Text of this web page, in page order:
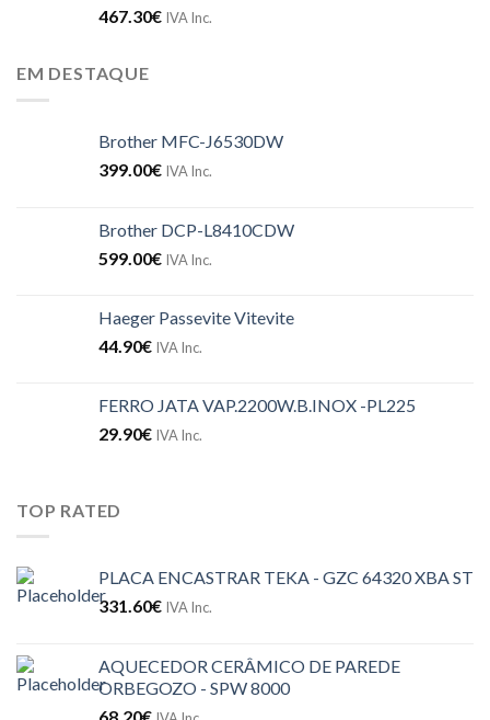
467.30€ IVA Inc.
EM DESTAQUE
Brother MFC-J6530DW
399.00€ IVA Inc.
Brother DCP-L8410CDW
599.00€ IVA Inc.
Haeger Passevite Vitevite
44.90€ IVA Inc.
FERRO JATA VAP.2200W.B.INOX -PL225
29.90€ IVA Inc.
TOP RATED
PLACA ENCASTRAR TEKA - GZC 64320 XBA ST
331.60€ IVA Inc.
AQUECEDOR CERÂMICO DE PAREDE
ORBEGOZO - SPW 8000